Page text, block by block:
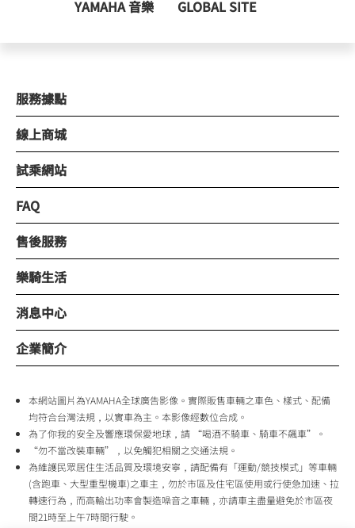
YAMAHA 音樂 GLOBAL SITE
服務據點
線上商城
試乘網站
FAQ
售後服務
樂騎生活
消息中心
企業簡介
本網站圖片為YAMAHA全球廣告影像。實際販售車輛之車色、樣式、配備
均符合台灣法規，以實車為主。本影像經數位合成。
為了你我的安全及響應環保愛地球，請 “喝酒不騎車、騎車不飆車”。
“勿不當改裝車輛”，以免觸犯相關之交通法規。
為維護民眾居住生活品質及環境安寧，請配備有「運動/競技模式」等車輛
(含跑車、大型重型機車)之車主，勿於市區及住宅區使用或行使急加速、拉
轉速行為，而高輸出功率會製造噪音之車輛，亦請車主盡量避免於市區夜
間21時至上午7時間行駛。